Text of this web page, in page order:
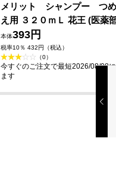
メリット シャンプー つ
え用 ３２０ｍＬ 花王 (医薬部
品)
本体393円
税率10％ 432円（税込）
（0）
今すぐのご注文で最短2026/08/08
ます